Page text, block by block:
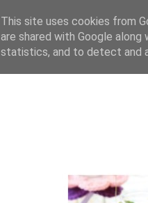
This site uses cookies from
are shared with Google
statistics, and to detect and